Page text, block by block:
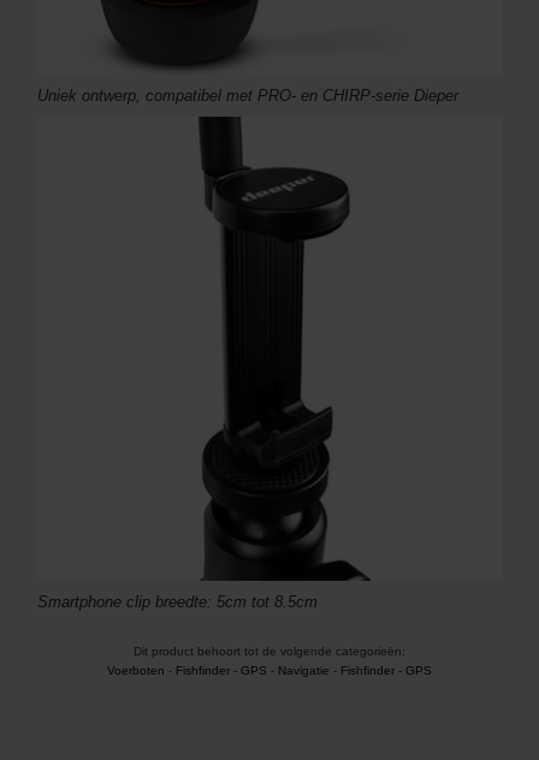
Uniek ontwerp, compatibel met PRO- en CHIRP-serie Dieper
Smartphone clip breedte: 5cm tot 8.5cm
Dit product behoort tot de volgende categorieën:
Voerboten - Fishfinder - GPS - Navigatie - Fishfinder - GPS